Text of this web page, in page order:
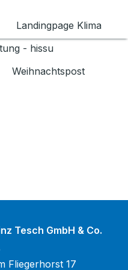
Landingpage Klima
- hissu
Weihnachtspost
Tesch GmbH & Co.
Fliegerhorst 17